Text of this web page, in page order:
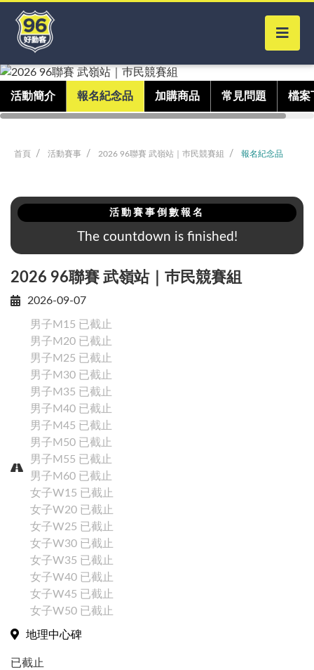
活動簡介 報名紀念品 加購商品 常見問題 檔案
首頁 活動賽事 2026 96聯賽 武嶺站｜巿民競賽組 報名紀念品
活動賽事倒數報名
The countdown is finished!
2026 96聯賽 武嶺站｜巿民競賽組
2026-09-07
男子M15 已截止
男子M20 已截止
男子M25 已截止
男子M30 已截止
男子M35 已截止
男子M40 已截止
男子M45 已截止
男子M50 已截止
男子M55 已截止
男子M60 已截止
女子W15 已截止
女子W20 已截止
女子W25 已截止
女子W30 已截止
女子W35 已截止
女子W40 已截止
女子W45 已截止
女子W50 已截止
地理中心碑
已截止